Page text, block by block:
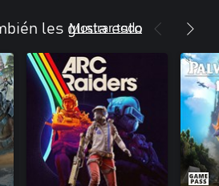
les gusta esto
Mostrar todo